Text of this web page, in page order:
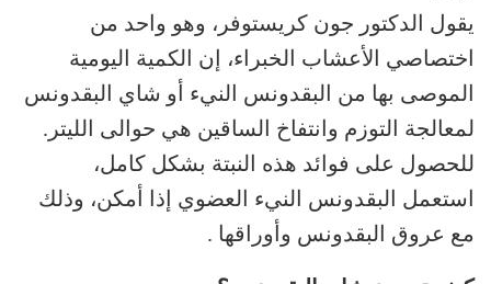
يقول الدكتور جون كريستوفر، وهو واحد من
اختصاصي الأعشاب الخبراء، إن الكمية اليومية
الموصى بها من البقدونس النيء أو شاي البقدونس
لمعالجة التوزم وانتفاخ الساقين هي حوالى الليتر.
للحصول على فوائد هذه النبتة بشكل كامل،
استعمل البقدونس النيء العضوي إذا أمكن، وذلك
مع عروق البقدونس وأوراقها .